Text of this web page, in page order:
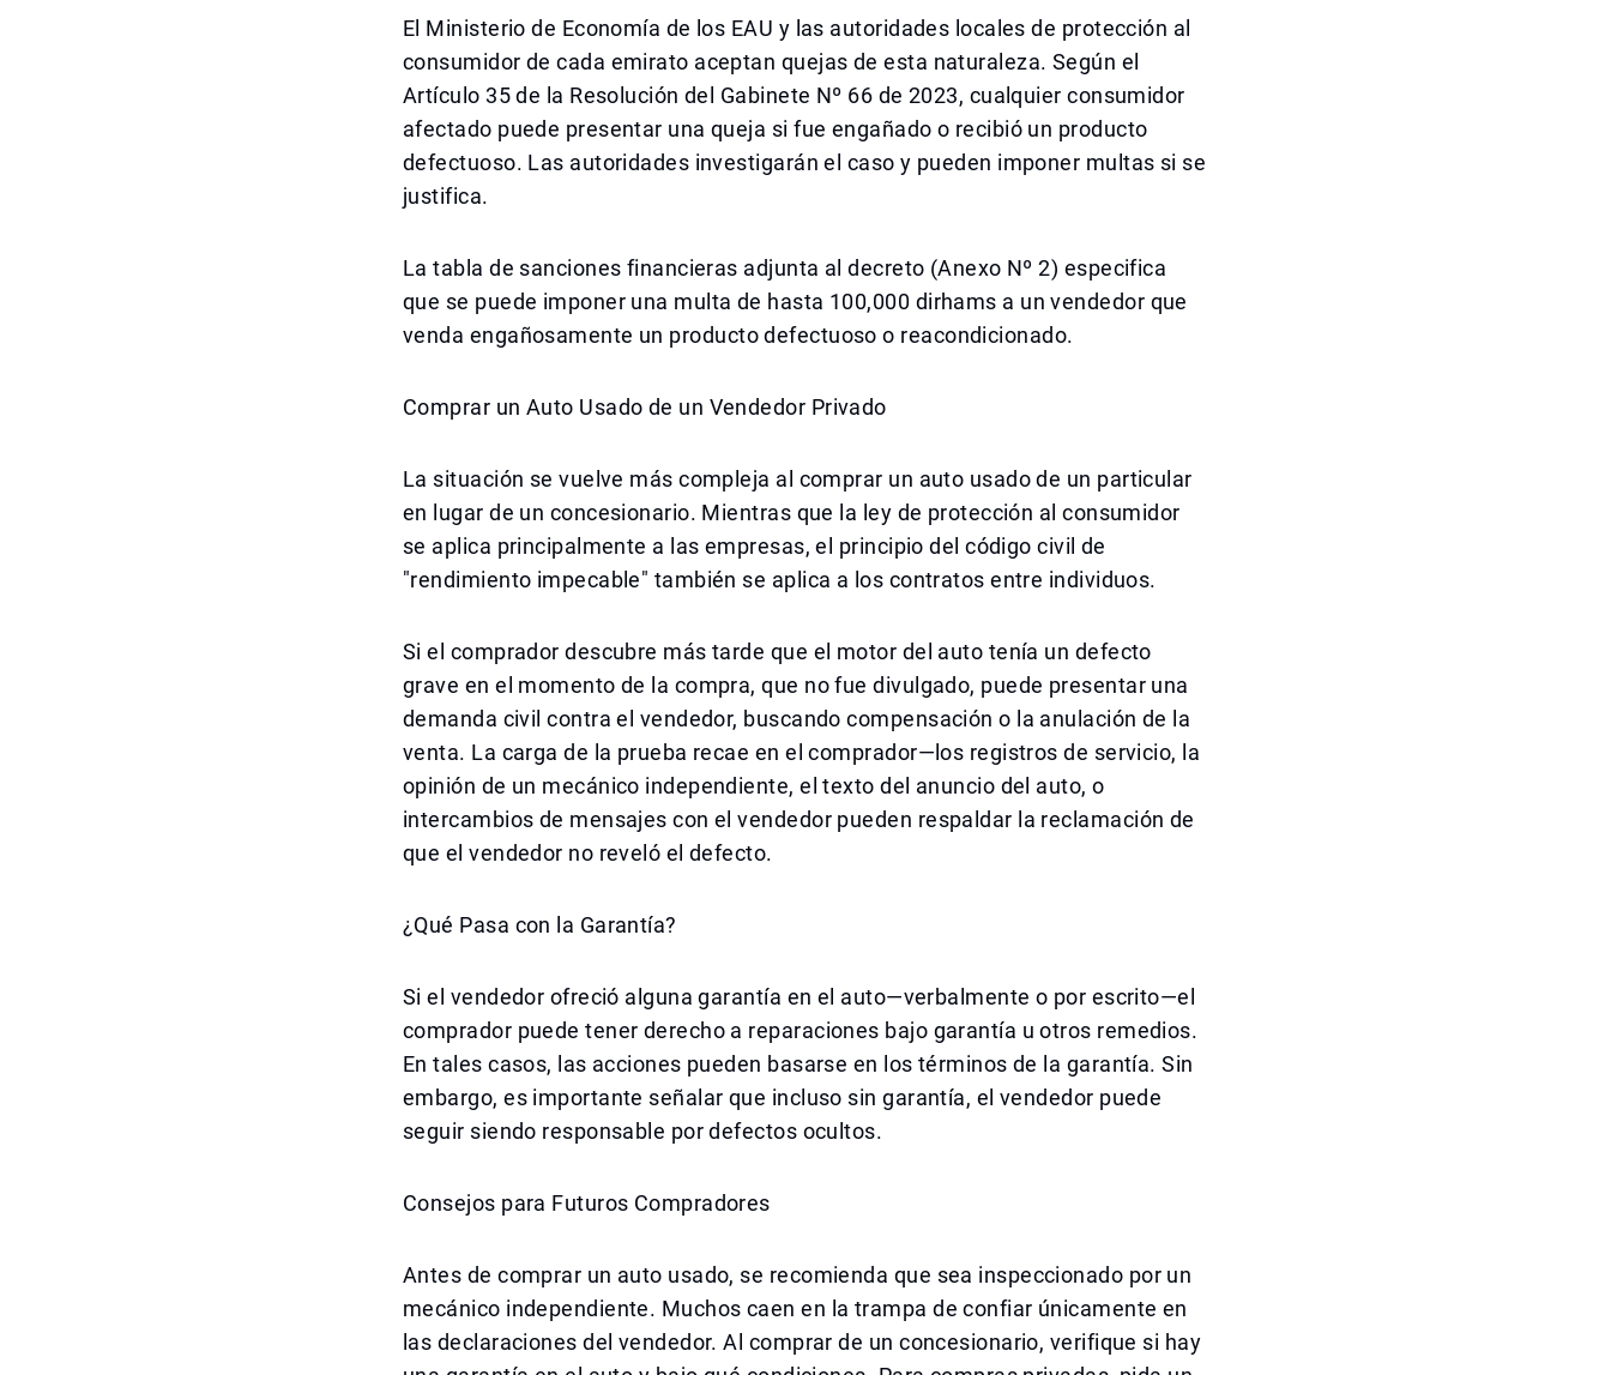
El Ministerio de Economía de los EAU y las autoridades locales de protección al
consumidor de cada emirato aceptan quejas de esta naturaleza. Según el
Artículo 35 de la Resolución del Gabinete Nº 66 de 2023, cualquier consumidor
afectado puede presentar una queja si fue engañado o recibió un producto
defectuoso. Las autoridades investigarán el caso y pueden imponer multas si se
justifica.
La tabla de sanciones financieras adjunta al decreto (Anexo Nº 2) especifica
que se puede imponer una multa de hasta 100,000 dirhams a un vendedor que
venda engañosamente un producto defectuoso o reacondicionado.
Comprar un Auto Usado de un Vendedor Privado
La situación se vuelve más compleja al comprar un auto usado de un particular
en lugar de un concesionario. Mientras que la ley de protección al consumidor
se aplica principalmente a las empresas, el principio del código civil de
"rendimiento impecable" también se aplica a los contratos entre individuos.
Si el comprador descubre más tarde que el motor del auto tenía un defecto
grave en el momento de la compra, que no fue divulgado, puede presentar una
demanda civil contra el vendedor, buscando compensación o la anulación de la
venta. La carga de la prueba recae en el comprador—los registros de servicio, la
opinión de un mecánico independiente, el texto del anuncio del auto, o
intercambios de mensajes con el vendedor pueden respaldar la reclamación de
que el vendedor no reveló el defecto.
¿Qué Pasa con la Garantía?
Si el vendedor ofreció alguna garantía en el auto—verbalmente o por escrito—el
comprador puede tener derecho a reparaciones bajo garantía u otros remedios.
En tales casos, las acciones pueden basarse en los términos de la garantía. Sin
embargo, es importante señalar que incluso sin garantía, el vendedor puede
seguir siendo responsable por defectos ocultos.
Consejos para Futuros Compradores
Antes de comprar un auto usado, se recomienda que sea inspeccionado por un
mecánico independiente. Muchos caen en la trampa de confiar únicamente en
las declaraciones del vendedor. Al comprar de un concesionario, verifique si hay